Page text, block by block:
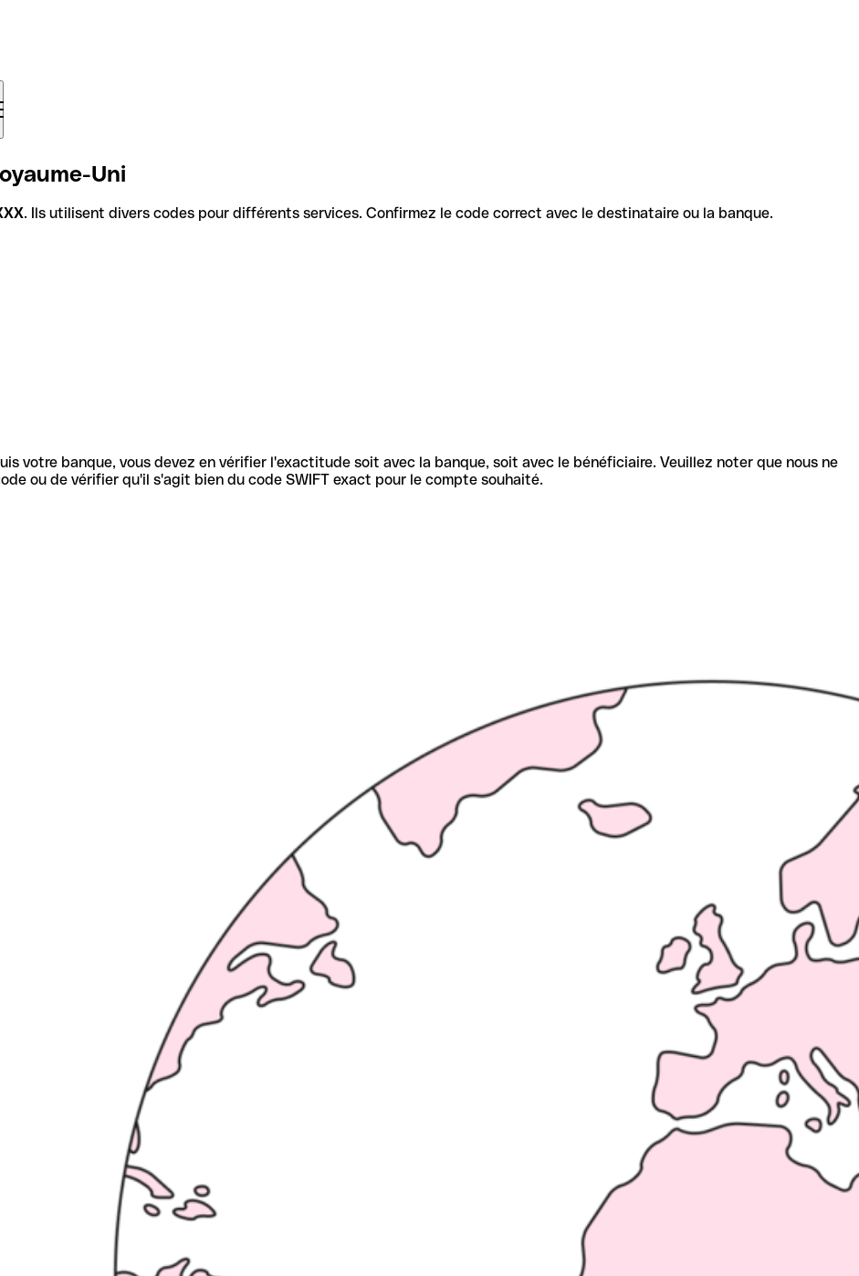
Uni
. Ils utilisent divers codes pour différents services. Confirmez le code correct avec le destinataire ou la banque.
votre banque, vous devez en vérifier l'exactitude soit avec la banque, soit avec le bénéficiaire. Veuillez noter que nous ne
ou de vérifier qu'il s'agit bien du code SWIFT exact pour le compte souhaité.